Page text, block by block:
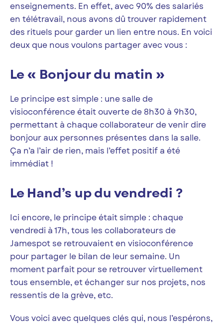
enseignements. En effet, avec 90% des salariés
en télétravail, nous avons dû trouver rapidement
des rituels pour garder un lien entre nous. En voici
deux que nous voulons partager avec vous :
Le « Bonjour du matin »
Le principe est simple : une salle de
visioconférence était ouverte de 8h30 à 9h30,
permettant à chaque collaborateur de venir dire
bonjour aux personnes présentes dans la salle.
Ça n’a l’air de rien, mais l’effet positif a été
immédiat !
Le Hand’s up du vendredi ?
Ici encore, le principe était simple : chaque
vendredi à 17h, tous les collaborateurs de
Jamespot se retrouvaient en visioconférence
pour partager le bilan de leur semaine. Un
moment parfait pour se retrouver virtuellement
tous ensemble, et échanger sur nos projets, nos
ressentis de la grève, etc.
Vous voici avec quelques clés qui, nous l’espérons,